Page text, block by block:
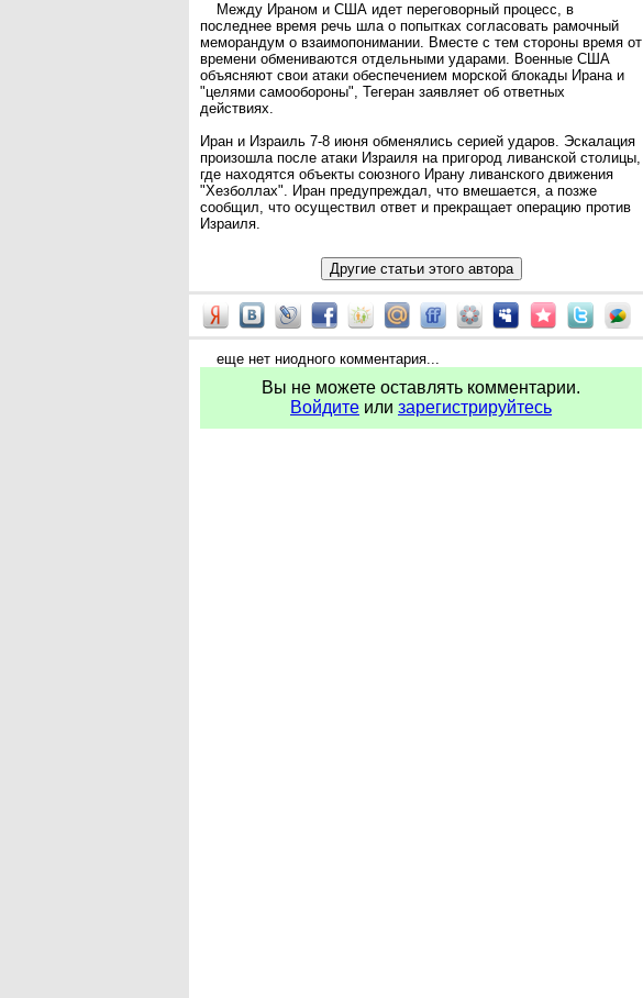
Между Ираном и США идет переговорный процесс, в
последнее время речь шла о попытках согласовать рамочный
меморандум о взаимопонимании. Вместе с тем стороны время от
времени обмениваются отдельными ударами. Военные США
объясняют свои атаки обеспечением морской блокады Ирана и
"целями самообороны", Тегеран заявляет об ответных
действиях.
Иран и Израиль 7-8 июня обменялись серией ударов. Эскалация
произошла после атаки Израиля на пригород ливанской столицы,
где находятся объекты союзного Ирану ливанского движения
"Хезболлах". Иран предупреждал, что вмешается, а позже
сообщил, что осуществил ответ и прекращает операцию против
Израиля.
еще нет ниодного комментария...
Вы не можете оставлять комментарии.
Войдите или зарегистрируйтесь